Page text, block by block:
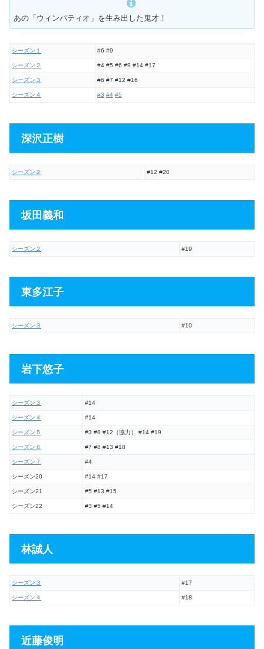
あの「ウィンパティオ」を生み出した鬼才！
シーズン１ #6 #9
シーズン２ #4 #5 #6 #9 #14 #17
シーズン３ #6 #7 #12 #16
シーズン４ #3 #4 #5
深沢正樹
シーズン２ #12 #20
坂田義和
シーズン２ #19
東多江子
シーズン３ #10
岩下悠子
シーズン３ #14
シーズン４ #14
シーズン５ #3 #8 #12（協力） #14 #19
シーズン６ #7 #8 #13 #18
シーズン７ #4
シーズン20 #14 #17
シーズン21 #5 #13 #15
シーズン22 #3 #5 #14
林誠人
シーズン３ #17
シーズン４ #18
近藤俊明